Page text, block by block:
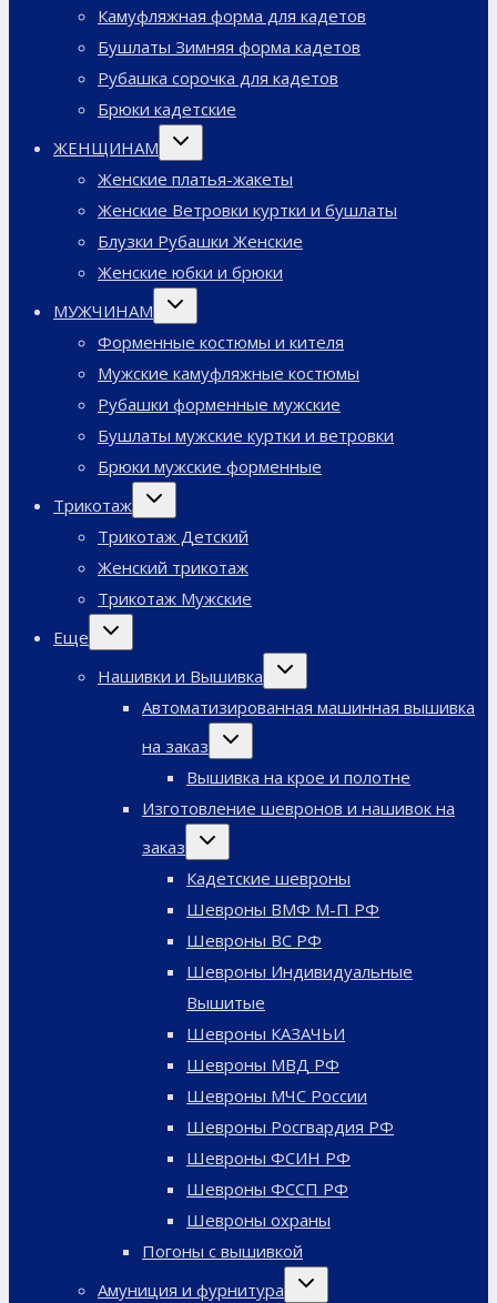
Камуфляжная форма для кадетов
Бушлаты Зимняя форма кадетов
Рубашка сорочка для кадетов
Брюки кадетские
ЖЕНЩИНАМ
Переключить
Женские платья-жакеты
Женские Ветровки куртки и бушлаты
Блузки Рубашки Женские
Женские юбки и брюки
МУЖЧИНАМ
Переключить
Форменные костюмы и кителя
Мужские камуфляжные костюмы
Рубашки форменные мужские
Бушлаты мужские куртки и ветровки
Брюки мужские форменные
Трикотаж
Переключить
Трикотаж Детский
Женский трикотаж
Трикотаж Мужские
Еще
Переключить
Нашивки и Вышивка
Переключить
Автоматизированная машинная вышивка
на заказ
Переключить
Вышивка на крое и полотне
Изготовление шевронов и нашивок на
заказ
Переключить
Кадетские шевроны
Шевроны ВМФ М-П РФ
Шевроны ВС РФ
Шевроны Индивидуальные
Вышитые
Шевроны КАЗАЧЬИ
Шевроны МВД РФ
Шевроны МЧС России
Шевроны Росгвардия РФ
Шевроны ФСИН РФ
Шевроны ФССП РФ
Шевроны охраны
Погоны с вышивкой
Амуниция и фурнитура
Переключить